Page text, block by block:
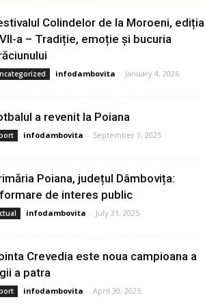
Colindelor de la Moroeni, ediția
a – Tradiție, emoție și bucuria
infodambovita - January 4, 2026
a revenit la Poiana
infodambovita - September 1, 2025
Poiana, județul Dâmbovița:
de interes public
infodambovita - July 31, 2025
Crevedia este noua campioana a
a patra
infodambovita - April 30, 2025